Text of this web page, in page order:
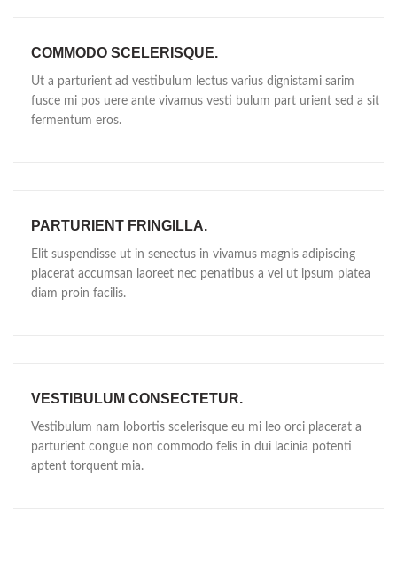
COMMODO SCELERISQUE.
Ut a parturient ad vestibulum lectus varius dignistami sarim
fusce mi pos uere ante vivamus vesti bulum part urient sed a sit
fermentum eros.
PARTURIENT FRINGILLA.
Elit suspendisse ut in senectus in vivamus magnis adipiscing
placerat accumsan laoreet nec penatibus a vel ut ipsum platea
diam proin facilis.
VESTIBULUM CONSECTETUR.
Vestibulum nam lobortis scelerisque eu mi leo orci placerat a
parturient congue non commodo felis in dui lacinia potenti
aptent torquent mia.